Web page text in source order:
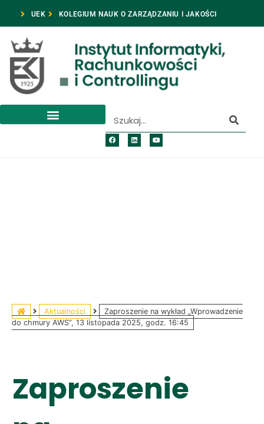
UEK KOLEGIUM NAUK O ZARZĄDZANIU I JAKOŚCI
Aktualności
Zaproszenie na wykład „Wprowadzenie
do chmury AWS”, 13 listopada 2025, godz. 16:45
Zaproszenie